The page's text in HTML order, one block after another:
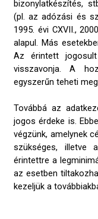
bizonylatkészítés,
(pl. az adózási és
1995. évi CXVII.,
alapul. Más
Az érintett
visszavonja. A
egyszerűn teheti
Továbbá az
jogos érdeke is.
végzünk, amelynek
szükséges, illetve
érintettre a
az esetben
kezeljük a